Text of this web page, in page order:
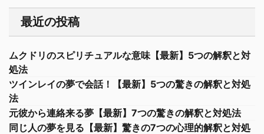
最近の投稿
ムクドリのスピリチュアルな意味【最新】5つの解釈と対
処法
ツインレイの夢で会話！【最新】5つの驚きの解釈と対処
法
元彼から連絡来る夢【最新】7つの驚きの解釈と対処法
同じ人の夢を見る【最新】驚きの7つの心理的解釈と対処